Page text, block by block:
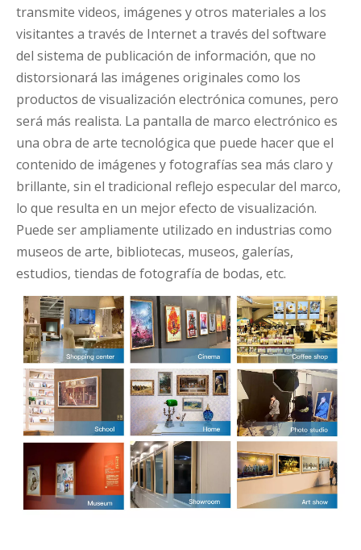
transmite videos, imágenes y otros materiales a los
visitantes a través de Internet a través del software
del sistema de publicación de información, que no
distorsionará las imágenes originales como los
productos de visualización electrónica comunes, pero
será más realista. La pantalla de marco electrónico es
una obra de arte tecnológica que puede hacer que el
contenido de imágenes y fotografías sea más claro y
brillante, sin el tradicional reflejo especular del marco,
lo que resulta en un mejor efecto de visualización.
Puede ser ampliamente utilizado en industrias como
museos de arte, bibliotecas, museos, galerías,
estudios, tiendas de fotografía de bodas, etc.